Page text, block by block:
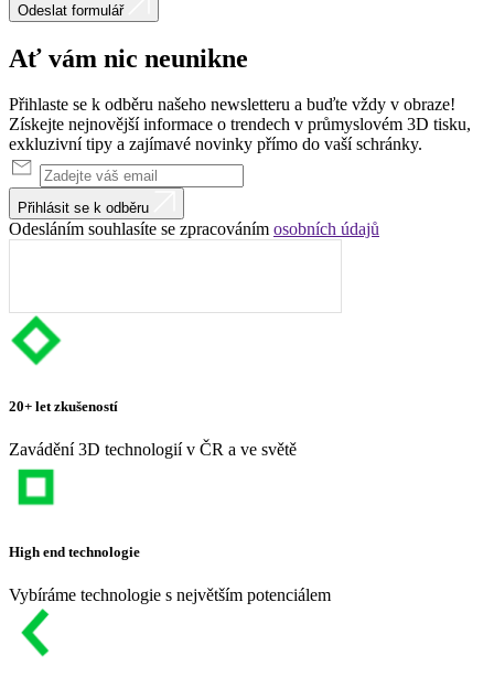
Odeslat formulář
Ať vám nic neunikne
Přihlaste se k odběru našeho newsletteru a buďte vždy v obraze!
Získejte nejnovější informace o trendech v průmyslovém 3D tisku,
exkluzivní tipy a zajímavé novinky přímo do vaší schránky.
Přihlásit se k odběru
Odesláním souhlasíte se zpracováním osobních údajů
20+ let zkušeností
Zavádění 3D technologií v ČR a ve světě
High end technologie
Vybíráme technologie s největším potenciálem